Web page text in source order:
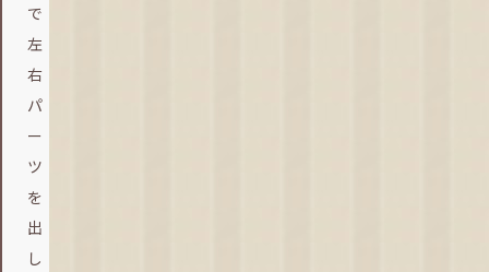
で
左
右
パ
ー
ツ
を
出
し